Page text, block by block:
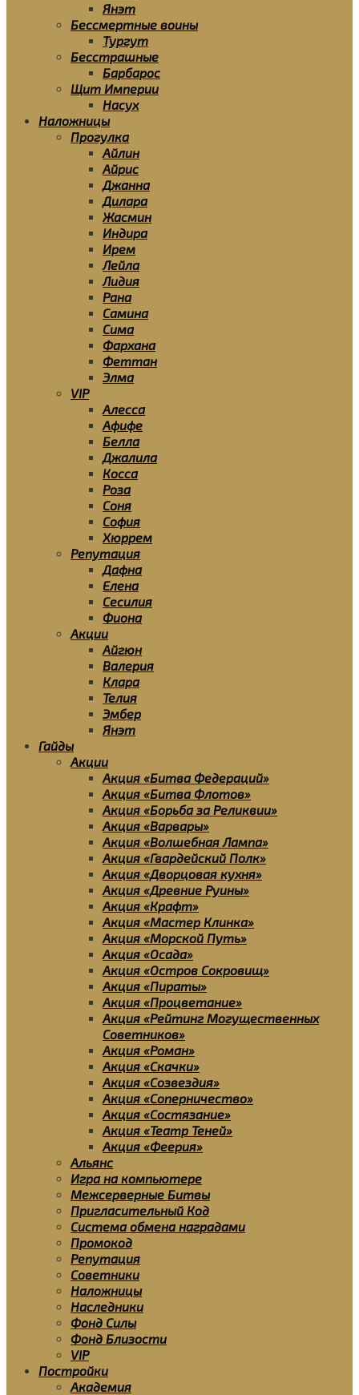
Янэт
Бессмертные воины
Тургут
Бесстрашные
Барбарос
Щит Империи
Насух
Наложницы
Прогулка
Айлин
Айрис
Джанна
Дилара
Жасмин
Индира
Ирем
Лейла
Лидия
Рана
Самина
Сима
Фархана
Феттан
Элма
VIP
Алесса
Афифе
Белла
Джалила
Косса
Роза
Соня
София
Хюррем
Репутация
Дафна
Елена
Сесилия
Фиона
Акции
Айгюн
Валерия
Клара
Телия
Эмбер
Янэт
Гайды
Акции
Акция «Битва Федераций»
Акция «Битва Флотов»
Акция «Борьба за Реликвии»
Акция «Варвары»
Акция «Волшебная Лампа»
Акция «Гвардейский Полк»
Акция «Дворцовая кухня»
Акция «Древние Руины»
Акция «Крафт»
Акция «Мастер Клинка»
Акция «Морской Путь»
Акция «Осада»
Акция «Остров Сокровищ»
Акция «Пираты»
Акция «Процветание»
Акция «Рейтинг Могущественных
Советников»
Акция «Роман»
Акция «Скачки»
Акция «Созвездия»
Акция «Соперничество»
Акция «Состязание»
Акция «Театр Теней»
Акция «Феерия»
Альянс
Игра на компьютере
Межсерверные Битвы
Пригласительный Код
Система обмена наградами
Промокод
Репутация
Советники
Наложницы
Наследники
Фонд Силы
Фонд Близости
VIP
Постройки
Академия